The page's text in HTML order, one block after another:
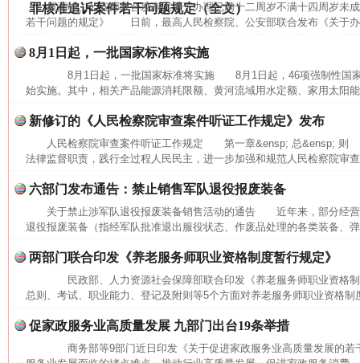
罪核准追诉案件若干问题规定（全文）
最高检、公安部联合发布《关于办理已满十二周岁不满十四周岁未
若干问题的规定》 日前，最高人民检察院、公安部联合发布《关于
8月1日起，一批国家标准将实施
8月1日起，一批国家标准将实施 8月1日起，46项强制性国家
始实施。其中，相关产品能源消耗限额、黄河流域用水定额、家用太阳
新修订的《人民检察院审查案件听证工作规定》发布
人民检察院审查案件听证工作规定 第一章&ensp; 总&ensp;
法律监督职责，践行全过程人民民主，进一步加强和规范人民检察院审
六部门发布通告：禁止销售军队退役报废装备
关于禁止涉军队退役报废装备销售活动的通告 近年来，部分经营
退役报废装备（指经军队批准退出服役状态、作废品处理的各类装备、
两部门联合印发《养老服务师职业资格制度暂行规定》
民政部、人力资源社会保障部联合印发《养老服务师职业资
总则、考试、职业能力、登记及附则等5个方面对养老服务师职业资格制
促家政服务业高质量发展 九部门出台19条举措
商务部等9部门近日印发《关于促进家政服务业高质量发展的若